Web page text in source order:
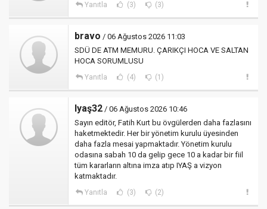
Yanıtla (3) (3)
bravo / 06 Ağustos 2026 11:03
SDÜ DE ATM MEMURU. ÇARIKÇI HOCA VE SALTAN
HOCA SORUMLUSU
Yanıtla (4) (1)
Iyaş32 / 06 Ağustos 2026 10:46
Sayın editör, Fatih Kurt bu övgülerden daha fazlasını
haketmektedir. Her bir yönetim kurulu üyesinden
daha fazla mesai yapmaktadır. Yönetim kurulu
odasına sabah 10 da gelip gece 10 a kadar bir fiil
tüm kararların altına imza atıp IYAŞ a vizyon
katmaktadır.
Yanıtla (3) (2)